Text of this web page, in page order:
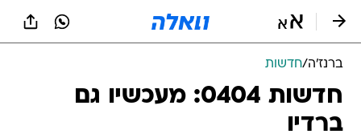
ברנז'ה/חדשות
חדשות 0404: מעכשיו גם
ברדיו